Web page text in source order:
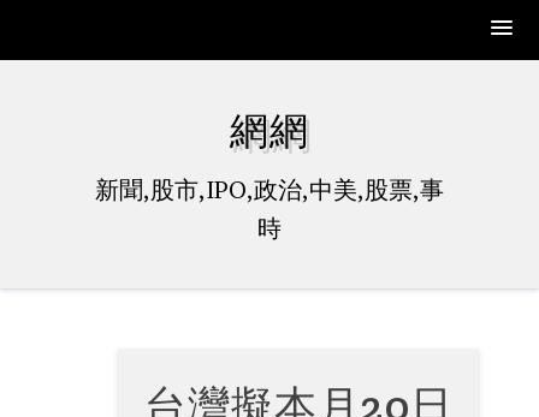
網網
新聞,股市,IPO,政治,中美,股票,事
時
台灣擬本月20日